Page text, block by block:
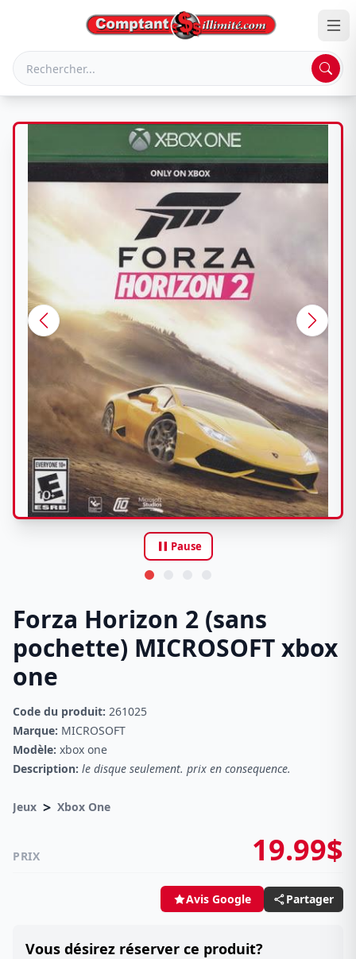
pause Pause
Forza Horizon 2 (sans
pochette) MICROSOFT xbox
one
Code du produit: 261025
Marque: MICROSOFT
Modèle: xbox one
Description: le disque seulement. prix en consequence.
Jeux > Xbox One
PRIX 19.99$
Avis Google Partager
Vous désirez réserver ce produit?